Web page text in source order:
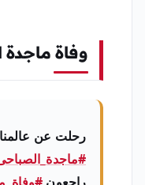
وفاة
رحلت عن عالمنا